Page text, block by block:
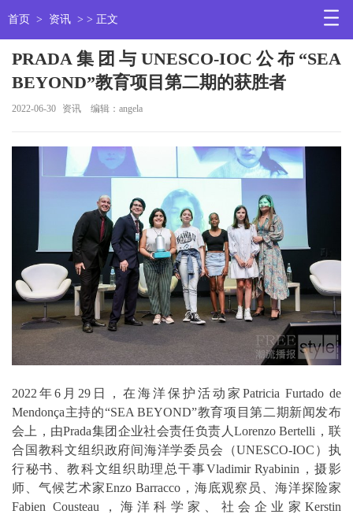
首页 > 资讯 > > 正文
PRADA集团与UNESCO-IOC公布“SEA
BEYOND”教育项目第二期的获胜者
2022-06-30 资讯 编辑：angela
2022年6月29日，在海洋保护活动家Patricia Furtado de
Mendonça主持的“SEA BEYOND”教育项目第二期新闻发布
会上，由Prada集团企业社会责任负责人Lorenzo Bertelli，联
合国教科文组织政府间海洋学委员会（UNESCO-IOC）执
行秘书、教科文组织助理总干事Vladimir Ryabinin，摄影
师、气候艺术家Enzo Barracco，海底观察员、海洋探险家
Fabien Cousteau，海洋科学家、社会企业家Kerstin